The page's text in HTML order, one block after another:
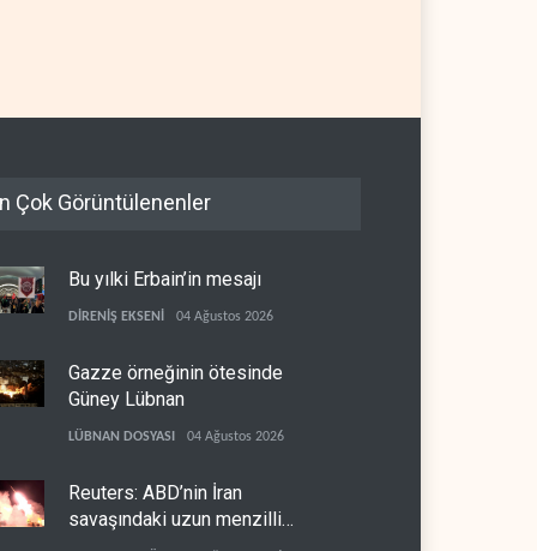
Çok Görüntülenenler
Bu yılki Erbain’in mesajı
DİRENİŞ EKSENİ 04 Ağustos 2026
Gazze örneğinin ötesinde
Güney Lübnan
LÜBNAN DOSYASI 04 Ağustos 2026
Reuters: ABD’nin İran
savaşındaki uzun menzilli
füze stokları tükenme